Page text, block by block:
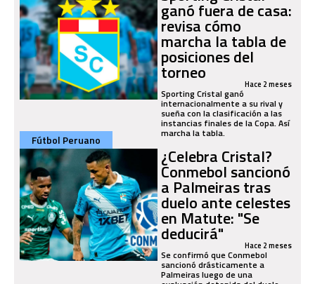
ganó fuera de casa:
revisa cómo
marcha la tabla de
posiciones del
torneo Hace 2 meses
Sporting Cristal ganó
internacionalmente a su rival y
sueña con la clasificación a las
instancias finales de la Copa. Así
marcha la tabla.
Fútbol Peruano
¿Celebra Cristal?
Conmebol sancionó
a Palmeiras tras
duelo ante celestes
en Matute: "Se
deducirá" Hace 2 meses
Se confirmó que Conmebol
sancionó drásticamente a
Palmeiras luego de una